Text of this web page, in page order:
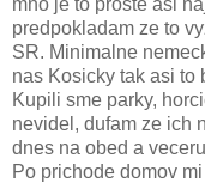
predpokladam ze to
SR. Minimalne
nas Kosicky tak asi to
Kupili sme parky,
nevidel, dufam ze ich
dnes na obed a
Po prichode domov